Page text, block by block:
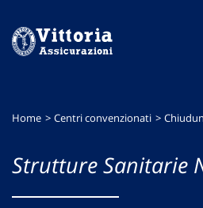
menu
contenuto
footer
Home Centri convenzionati
Strutture Sanitarie